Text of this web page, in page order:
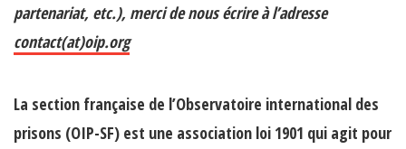
partenariat, etc.), merci de nous écrire à l’adresse
contact(at)oip.org
La section française de l’Observatoire international des
prisons (OIP-SF) est une association loi 1901 qui agit pour